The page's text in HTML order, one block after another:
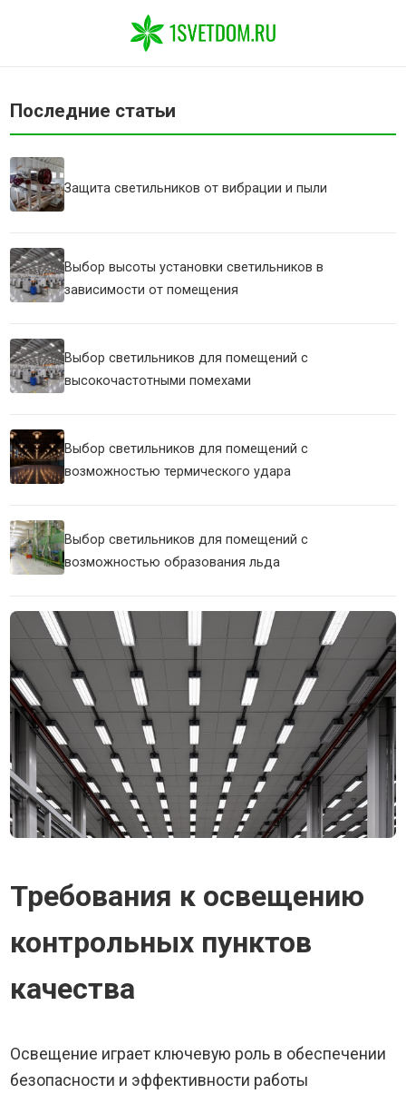
Последние статьи
Защита светильников от вибрации и пыли
Выбор высоты установки светильников в
зависимости от помещения
Выбор светильников для помещений с
высокочастотными помехами
Выбор светильников для помещений с
возможностью термического удара
Выбор светильников для помещений с
возможностью образования льда
Требования к освещению
контрольных пунктов
качества
Освещение играет ключевую роль в обеспечении
безопасности и эффективности работы